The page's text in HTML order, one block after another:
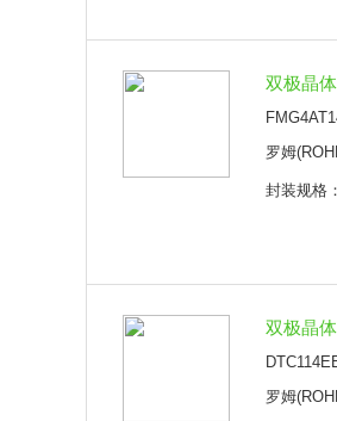
双极晶
罗姆
封装规格
双极晶
罗姆